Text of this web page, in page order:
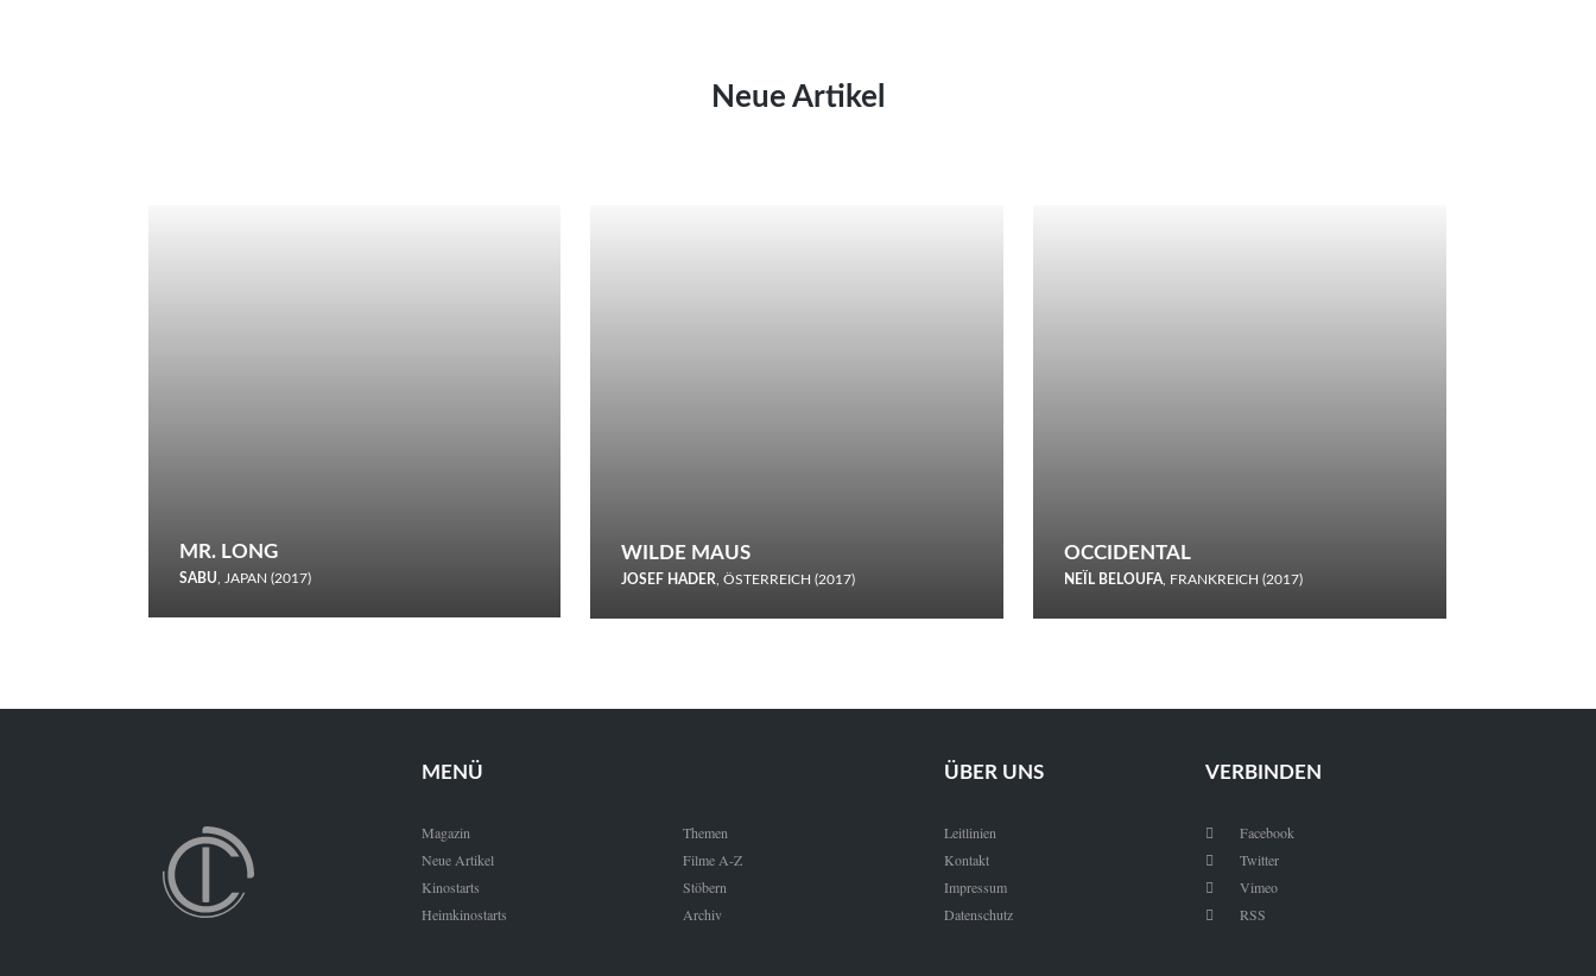
Neue Artikel
MR. LONG
SABU, JAPAN (2017)
den Wettbewerb.
WILDE MAUS
JOSEF HADER, ÖSTERREICH (2017)
Schnee.
OCCIDENTAL
NEÏL BELOUFA, FRANKREICH (2017)
MENÜ
Magazin
Neue Artikel
Kinostarts
Heimkinostarts
Themen
Filme A-Z
Stöbern
Archiv
ÜBER UNS
Leitlinien
Kontakt
Impressum
Datenschutz
VERBINDEN
 Facebook
 Twitter
 Vimeo
 RSS